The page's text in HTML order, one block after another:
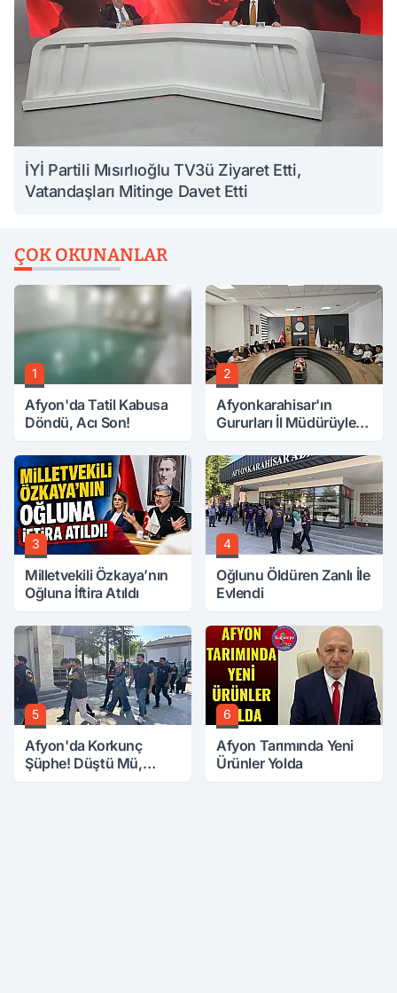
İYİ Partili Mısırlıoğlu TV3ü Ziyaret Etti,
Vatandaşları Mitinge Davet Etti
ÇOK OKUNANLAR
1
Afyon'da Tatil Kabusa
Döndü, Acı Son!
2
Afyonkarahisar'ın
Gururları İl Müdürüyle
3
Milletvekili Özkaya’nın
Oğluna İftira Atıldı
4
Oğlunu Öldüren Zanlı İle
Evlendi
5
Afyon'da Korkunç
Şüphe! Düştü Mü,
6
Afyon Tarımında Yeni
Ürünler Yolda